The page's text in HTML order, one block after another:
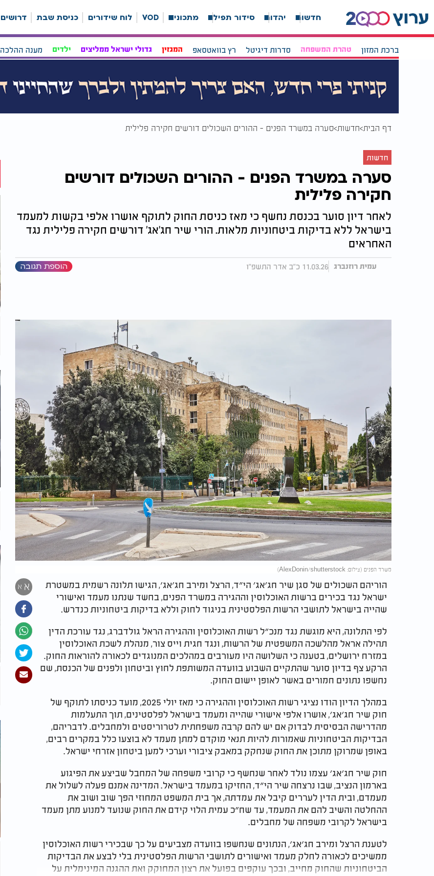
חדשות יהדות סידור תפילה מתכונים VOD לוח שידורים כניסת שבת דרושים
ברכת המזון טהרת המשפחה סדרות דיגיטל רץ בוואטסאפ המגזין גדולי ישראל ממליצים ילדים מענה ההלכה
דף הבית חדשות סערה במשרד הפנים - ההורים השכולים דורשים חקירה פלילית
חדשות
סערה במשרד הפנים - ההורים השכולים דורשים
חקירה פלילית
לאחר דיון סוער בכנסת נחשף כי מאז כניסת החוק לתוקף אושרו אלפי בקשות למעמד
בישראל ללא בדיקות ביטחוניות מלאות. הורי שיר חג'אג' דורשים חקירה פלילית נגד
האחראים
עמית רוזנברג 11.03.26 כ"ב אדר התשפ"ו הוספת תגובה
משרד הפנים (צילום: AlexDonin/shutterstock)
א א
הוריהם השכולים של סגן שיר חג׳אג׳ הי״ד, הרצל ומירב חג׳אג׳, הגישו תלונה רשמית במשטרת
ישראל נגד בכירים ברשות האוכלוסין וההגירה במשרד הפנים, בחשד שנתנו מעמד ואישורי
שהייה בישראל לתושבי הרשות הפלסטינית בניגוד לחוק וללא בדיקות ביטחוניות כנדרש.​
לפי התלונה, היא מוגשת נגד מנכ״ל רשות האוכלוסין וההגירה הראל גולדברג, נגד עורכת הדין
תהילה אראל מהלשכה המשפטית של הרשות, ונגד חגית וייס צור, מנהלת לשכת האוכלוסין
במזרח ירושלים, בטענה כי השלושה היו מעורבים במהלכים המנוגדים לכאורה להוראות החוק.
הרקע צף בדיון סוער שהתקיים השבוע בוועדה המשותפת לחוץ וביטחון ולפנים של הכנסת, שם
נחשפו נתונים חמורים באשר לאופן יישום החוק.​
במהלך הדיון הודו נציגי רשות האוכלוסין וההגירה כי מאז יולי 2025, מועד כניסתו לתוקף של
חוק שיר חג׳אג׳, אושרו אלפי אישורי שהייה ומעמד בישראל לפלסטינים, תוך התעלמות
מהדרישה הבסיסית לבדוק אם יש להם קרבה משפחתית לטרוריסטים ולמחבלים. לדבריהם,
הבדיקות הביטחוניות שאמורות להיות תנאי מוקדם למתן מעמד לא בוצעו כלל במקרים רבים,
באופן שמרוקן מתוכן את החוק שנחקק במאבק ציבורי וערכי למען ביטחון אזרחי ישראל.​
חוק שיר חג׳אג׳ עצמו נולד לאחר שנחשף כי קרובי משפחה של המחבל שביצע את הפיגוע
בארמון הנציב, שבו נרצחה שיר הי״ד, החזיקו במעמד בישראל. המדינה אמנם פעלה לשלול את
מעמדם, ובית הדין לעררים קיבל את עמדתה, אך בית המשפט המחוזי הפך שוב ושוב את
ההחלטה והשיב להם את המעמד, עד שח״כ עמית הלוי קידם את החוק שנועד למנוע מתן מעמד
בישראל לקרובי משפחה של מחבלים.​
לטענת הרצל ומירב חג׳אג׳, הנתונים שנחשפו בוועדה מצביעים על כך שבכירי רשות האוכלוסין
ממשיכים לכאורה לחלק מעמד ואישורים לתושבי הרשות הפלסטינית בלי לבצע את הבדיקות
הביטחוניות שהחוק מחייב, ובכך עוקפים בפועל את רצון המחוקק ואת ההגנה המינימלית על